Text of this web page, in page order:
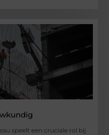
speelt een cruciale rol bij